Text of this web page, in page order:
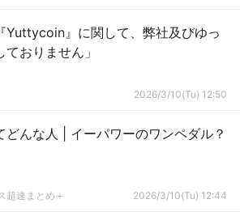
Yuttycoin』に関して、弊社及びゆっ
おりません」
2026/3/10(Tu) 12:50
日産乗ってる人ってどんな人 | イーパワーのワンペダル？
超速まとめ＋ 2026/3/10(Tu) 12:44